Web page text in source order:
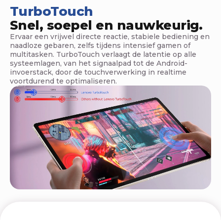
TurboTouch
Snel, soepel en nauwkeurig.
Ervaar een vrijwel directe reactie, stabiele bediening en
naadloze gebaren, zelfs tijdens intensief gamen of
multitasken. TurboTouch verlaagt de latentie op alle
systeemlagen, van het signaalpad tot de Android-
invoerstack, door de touchverwerking in realtime
voortdurend te optimaliseren.